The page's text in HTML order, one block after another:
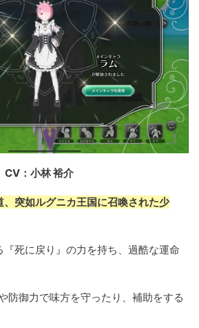
：小林 裕介
、突如ルグニカ王国に召喚された少
死に戻り』の力を持ち、過酷な運命
防御力で味方を守ったり、補助をする